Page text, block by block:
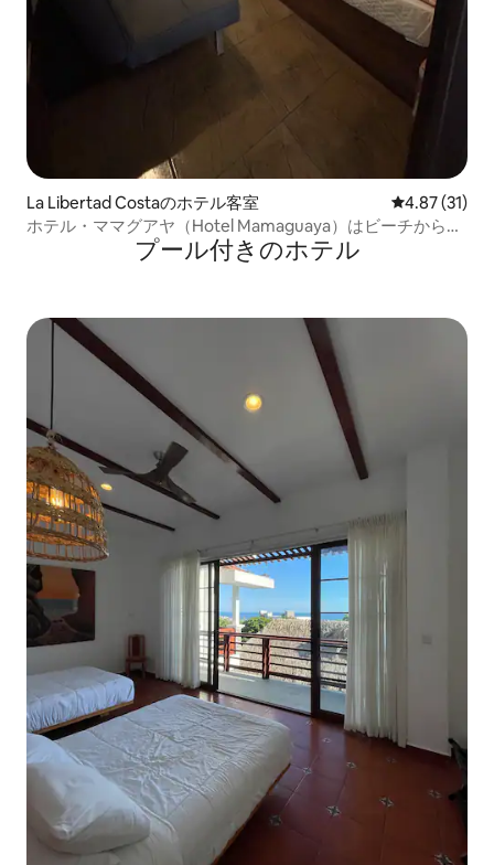
La Libertad Costaのホテル客室 レビュー31
4.87 (31)
ホテル・ママグアヤ（Hotel Mamaguaya）はビーチから歩
いてすぐの場所にあります。
プール付きのホ⁠テ⁠ル